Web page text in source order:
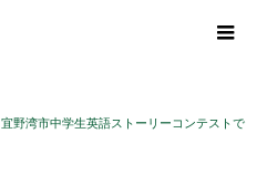
宜野湾市中学生英語ストーリーコンテストで